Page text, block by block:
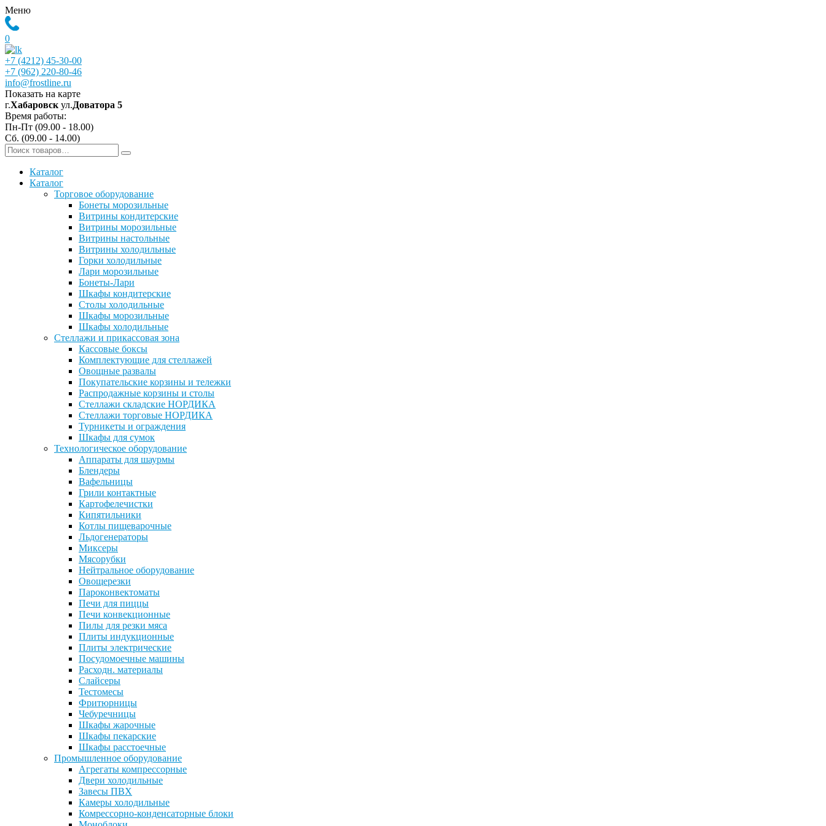
Меню
0
+7 (4212) 45-30-00
+7 (962) 220-80-46
info@frostline.ru
Показать на карте
г.Хабаровск ул.Доватора 5
Время работы:
Пн-Пт (09.00 - 18.00)
Сб. (09.00 - 14.00)
Каталог
Каталог
Торговое оборудование
Бонеты морозильные
Витрины кондитерские
Витрины морозильные
Витрины настольные
Витрины холодильные
Горки холодильные
Лари морозильные
Бонеты-Лари
Шкафы кондитерские
Столы холодильные
Шкафы морозильные
Шкафы холодильные
Стеллажи и прикассовая зона
Кассовые боксы
Комплектующие для стеллажей
Овощные развалы
Покупательские корзины и тележки
Распродажные корзины и столы
Стеллажи складские НОРДИКА
Стеллажи торговые НОРДИКА
Турникеты и ограждения
Шкафы для сумок
Технологическое оборудование
Аппараты для шаурмы
Блендеры
Вафельницы
Грили контактные
Картофелечистки
Кипятильники
Котлы пищеварочные
Льдогенераторы
Миксеры
Мясорубки
Нейтральное оборудование
Овощерезки
Пароконвектоматы
Печи для пиццы
Печи конвекционные
Пилы для резки мяса
Плиты индукционные
Плиты электрические
Посудомоечные машины
Расходн. материалы
Слайсеры
Тестомесы
Фритюрницы
Чебуречницы
Шкафы жарочные
Шкафы пекарские
Шкафы расстоечные
Промышленное оборудование
Агрегаты компрессорные
Двери холодильные
Завесы ПВХ
Камеры холодильные
Комрессорно-конденсаторные блоки